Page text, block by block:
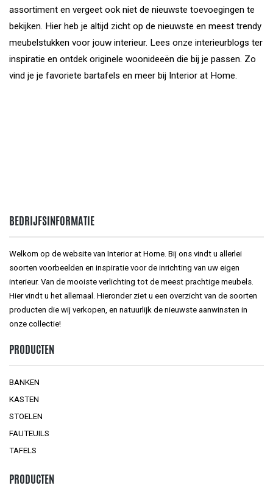
assortiment en vergeet ook niet de nieuwste toevoegingen te
bekijken. Hier heb je altijd zicht op de nieuwste en meest trendy
meubelstukken voor jouw interieur. Lees onze interieurblogs ter
inspiratie en ontdek originele woonideeën die bij je passen. Zo
vind je je favoriete bartafels en meer bij Interior at Home.
BEDRIJFSINFORMATIE
Welkom op de website van Interior at Home. Bij ons vindt u allerlei
soorten voorbeelden en inspiratie voor de inrichting van uw eigen
interieur. Van de mooiste verlichting tot de meest prachtige meubels.
Hier vindt u het allemaal. Hieronder ziet u een overzicht van de soorten
producten die wij verkopen, en natuurlijk de nieuwste aanwinsten in
onze collectie!
PRODUCTEN
BANKEN
KASTEN
STOELEN
FAUTEUILS
TAFELS
PRODUCTEN